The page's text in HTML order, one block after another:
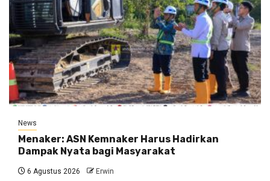
News
Menaker: ASN Kemnaker Harus Hadirkan
Dampak Nyata bagi Masyarakat
6 Agustus 2026 Erwin